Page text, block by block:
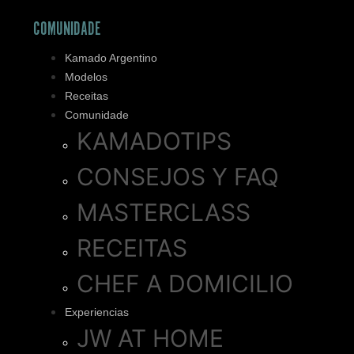
COMUNIDADE
Kamado Argentino
Modelos
Receitas
Comunidade
KAMADOTIPS
CONSEJOS Y FAQ
MASTERCLASS
RECEITAS
CHEF A DOMICILIO
Experiencias
JW AT HOME